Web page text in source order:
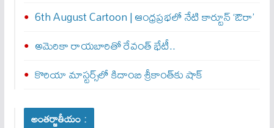
6th August Cartoon | ఆంధ్రప్రభలో నేటి కార్టూన్ ‘ఔరా’
అమెరికా రాయబారితో రేవంత్ భేటీ..
కొరియా మాస్టర్స్‌లో కిదాంబి శ్రీకాంత్‌కు షాక్
అంతర్జాతీయం :